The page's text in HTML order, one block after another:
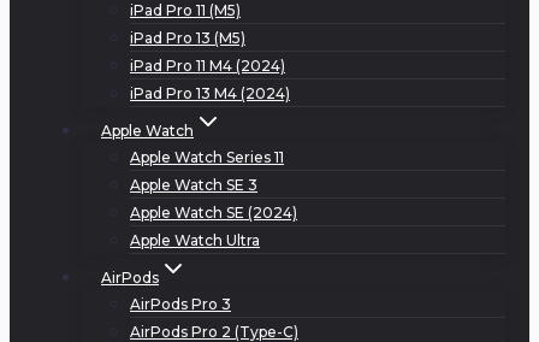
iPad Pro 11 (M5)
iPad Pro 13 (M5)
iPad Pro 11 M4 (2024)
iPad Pro 13 M4 (2024)
Apple Watch
Apple Watch Series 11
Apple Watch SE 3
Apple Watch SE (2024)
Apple Watch Ultra
AirPods
AirPods Pro 3
AirPods Pro 2 (Type-C)